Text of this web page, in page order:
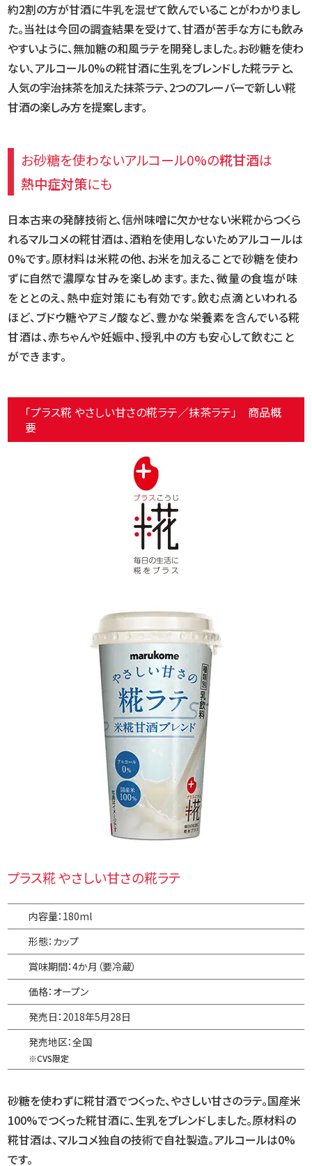
約2割の方が甘酒に牛乳を混ぜて飲んでいることがわかりまし
た。当社は今回の調査結果を受けて、甘酒が苦手な方にも飲み
やすいように、無加糖の和風ラテを開発しました。お砂糖を使わ
ない、アルコール0%の糀甘酒に生乳をブレンドした糀ラテと、
人気の宇治抹茶を加えた抹茶ラテ、2つのフレーバーで新しい糀
甘酒の楽しみ方を提案します。
お砂糖を使わないアルコール0%の糀甘酒は
熱中症対策にも
日本古来の発酵技術と、信州味噌に欠かせない米糀からつくら
れるマルコメの糀甘酒は、酒粕を使用しないためアルコールは
0%です。原材料は米糀の他、お米を加えることで砂糖を使わ
ずに自然で濃厚な甘みを楽しめます。 また、微量の食塩が味
をととのえ、熱中症対策にも有効です。飲む点滴といわれる
ほど、ブドウ糖やアミノ酸など、豊かな栄養素を含んでいる糀
甘酒は、赤ちゃんや妊娠中、授乳中の方も安心して飲むこと
ができます。
「プラス糀 やさしい甘さの糀ラテ／抹茶ラテ」 商品概
要
プラス糀 やさしい甘さの糀ラテ
内容量：180ml
形態：カップ
賞味期間：4か月（要冷蔵）
価格：オープン
発売日：2018年5月28日
発売地区：全国
※CVS限定
砂糖を使わずに糀甘酒でつくった、やさしい甘さのラテ。国産米
100%でつくった糀甘酒に、生乳をブレンドしました。原材料の
糀甘酒は、マルコメ独自の技術で自社製造。アルコールは0%
です。